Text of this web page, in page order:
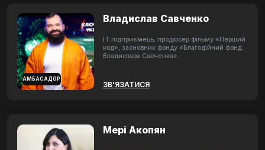
АМБАСАДОР
Владислав Савченко
ІТ підприємець, продюсер фільму «Перший
код», засновник фонду «Благодійний фонд
Владислава Савченка»
ЗВ'ЯЗАТИСЯ
Мері Акопян